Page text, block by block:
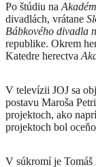
Po štúdiu na
divadlách, vrátane
Bábkového divadla
republike. Okrem
Katedre herectva
V televízii JOJ sa
postavu Maroša
projektoch, ako
projektoch bol
V súkromí je Tomáš